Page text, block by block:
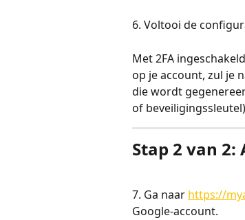
6. Voltooi de
Met 2FA
op je account, zul je
die wordt
of
Stap 2 van
7. Ga naar https://
Google-account.